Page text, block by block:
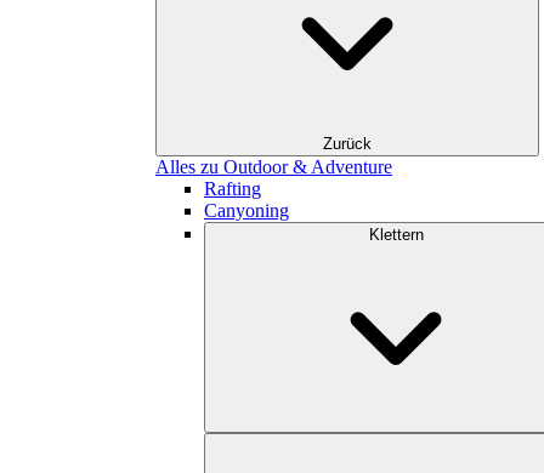
Zurück
Alles zu Outdoor & Adventure
Rafting
Canyoning
Klettern